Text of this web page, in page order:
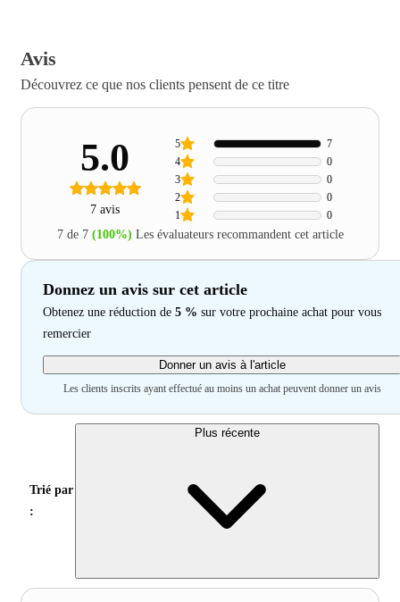
Avis
Découvrez ce que nos clients pensent de ce titre
5.0
7 avis 1 0
2 0
3 0
4 0
5 7
7 de 7 (100%) Les évaluateurs recommandent cet article
Donnez un avis sur cet article
Obtenez une réduction de 5 % sur votre prochaine achat pour vous
remercier
Donner un avis à l'article
Les clients inscrits ayant effectué au moins un achat peuvent donner un avis
Trié par
:
Plus récente